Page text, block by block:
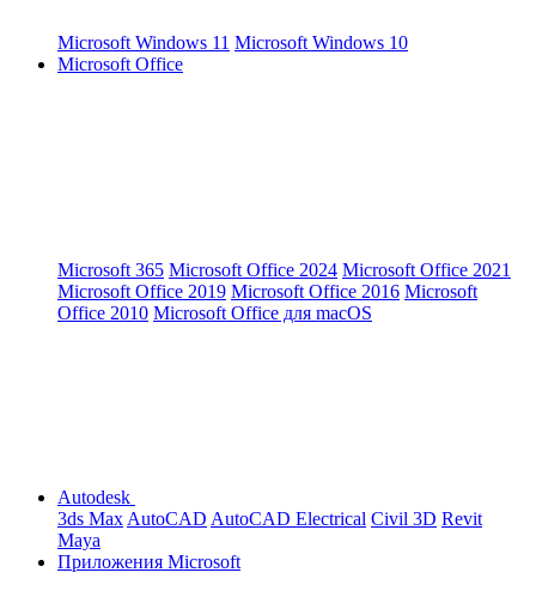
Microsoft Windows 11 Microsoft Windows 10
Microsoft Office
Microsoft 365 Microsoft Office 2024 Microsoft Office 2021
Microsoft Office 2019 Microsoft Office 2016 Microsoft
Office 2010 Microsoft Office для macOS
Autodesk
3ds Max AutoCAD AutoCAD Electrical Civil 3D Revit
Maya
Приложения Microsoft